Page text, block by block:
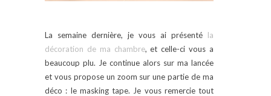
La semaine dernière, je vous ai présenté la
décoration de ma chambre, et celle-ci vous a
beaucoup plu. Je continue alors sur ma lancée
et vous propose un zoom sur une partie de ma
déco : le masking tape. Je vous remercie tout